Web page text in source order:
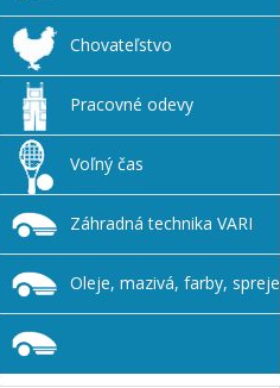
Chovateľstvo
Pracovné odevy
Voľný čas
Záhradná technika VARI
Oleje, mazivá, farby, spreje